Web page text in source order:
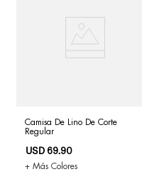
Camisa De Lino De Corte
Regular
USD 69.90
+ Más Colores